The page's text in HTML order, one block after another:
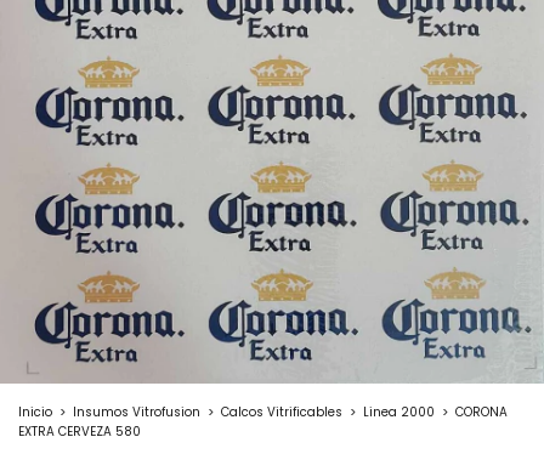
Inicio > Insumos Vitrofusion > Calcos Vitrificables > Linea 2000 > CORONA
EXTRA CERVEZA 580